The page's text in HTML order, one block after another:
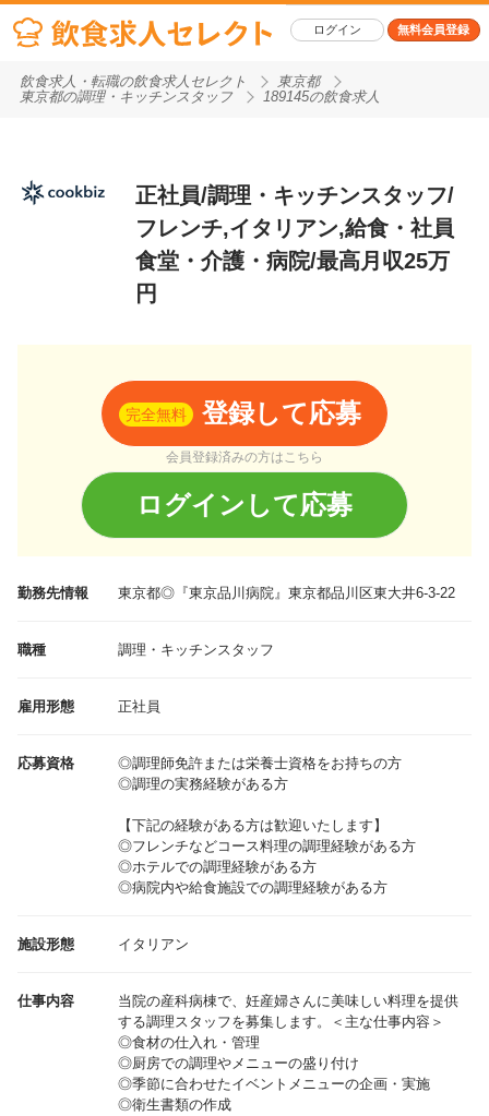
ログイン 無料会員登録
飲食求人・転職の飲食求人セレクト
東京都
東京都の調理・キッチンスタッフ
189145の飲食求人
正社員/調理・キッチンスタッフ/
フレンチ,イタリアン,給食・社員
食堂・介護・病院/最高月収25万
円
完全無料 登録して応募
会員登録済みの方はこちら
ログインして応募
勤務先情報 東京都◎『東京品川病院』東京都品川区東大井6-3-22
職種 調理・キッチンスタッフ
雇用形態 正社員
応募資格
◎調理師免許または栄養士資格をお持ちの方
◎調理の実務経験がある方
【下記の経験がある方は歓迎いたします】
◎フレンチなどコース料理の調理経験がある方
◎ホテルでの調理経験がある方
◎病院内や給食施設での調理経験がある方
施設形態 イタリアン
仕事内容
当院の産科病棟で、妊産婦さんに美味しい料理を提供
する調理スタッフを募集します。＜主な仕事内容＞
◎食材の仕入れ・管理
◎厨房での調理やメニューの盛り付け
◎季節に合わせたイベントメニューの企画・実施
◎衛生書類の作成